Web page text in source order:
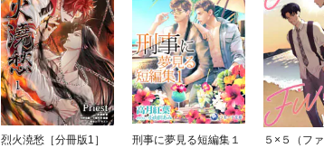
烈火澆愁［分冊版1］ 刑事に夢見る短編集１
５×５（フ